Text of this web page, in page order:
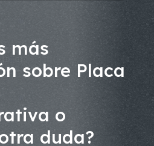
más
sobre Placa
o
duda?